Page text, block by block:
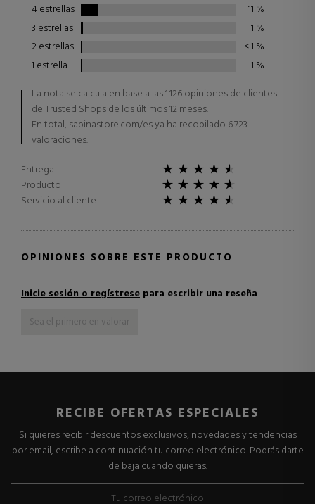
4 estrellas
11 %
3 estrellas
1 %
2 estrellas
< 1 %
1 estrella
1 %
La nota se calcula en base a las 1.126 opiniones de clientes
de Trusted Shops de los últimos 12 meses.
En total, sabinastore.com/es ya ha recopilado 6.723
valoraciones.
Entrega
Producto
Servicio al cliente
OPINIONES SOBRE ESTE PRODUCTO
Inicie sesión o regístrese para escribir una reseña
Sea el primero en valorar
RECIBE OFERTAS ESPECIALES
Si quieres recibir descuentos exclusivos, novedades y tendencias
por email, escribe a continuación tu correo electrónico. Podrás darte
de baja cuando quieras.